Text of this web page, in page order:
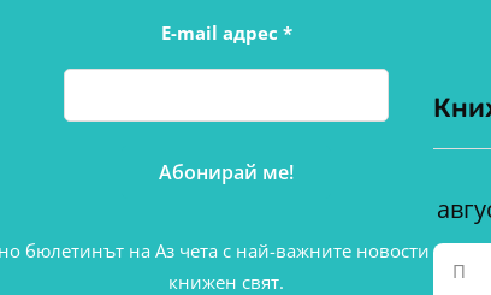
E-mail адрес *
бюлетинът на Аз чета с най-важните новости от
книжен свят.
П